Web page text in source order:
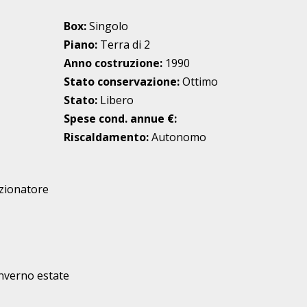
Box:Singolo
Piano:Terra di 2
Anno costruzione:1990
Stato conservazione:Ottimo
Stato:Libero
Spese cond. annue €:
Riscaldamento:Autonomo
estate